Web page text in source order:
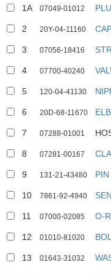
1A 07049-01012
2 20Y-04-11160
3 07056-18416
4 07700-40240
5 120-04-41130
6 20D-68-11670
7 07288-01001
8 07281-00167
9 131-21-43480 PIN
10 7861-92-4940
11 07000-02085 O-
12 01010-81020
13 01643-31032